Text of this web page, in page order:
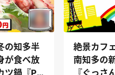
の知多半
が食べ放
ツ鍋『PS
絶景カフ
南知多の
『ぐっさ